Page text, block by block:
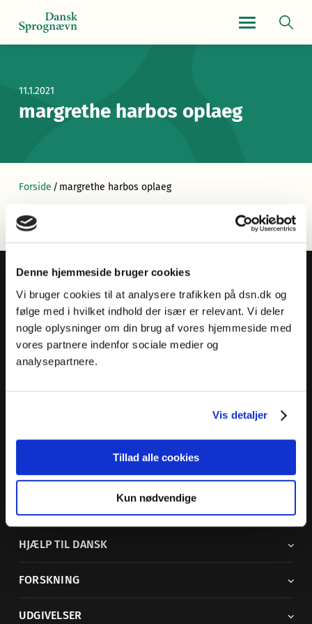
Denne hjemmeside bruger cookies
Vi bruger cookies til at analysere trafikken på dsn.dk og
følge med i hvilket indhold der især er relevant. Vi deler
nogle oplysninger om din brug af vores hjemmeside med
vores partnere indenfor sociale medier og
analysepartnere.
Vis detaljer
Tillad alle cookies
Kun nødvendige
11.1.2021
margrethe harbos oplaeg
Forside / margrethe harbos oplaeg
Dansk Sprognævn
Adelgade 119 B
5400 Bogense
adm@dsn.dk
HJÆLP TIL DANSK
FORSKNING
UDGIVELSER